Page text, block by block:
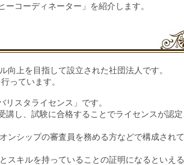
ーコーディネーター」を紹介します。
上を目指して設立された社団法人です。
っています。
スタライセンス」です。
講し、試験に合格することでライセンスが認
ンシップの審査員を務める方などで構成され
スキルを持っていることの証明になるといえ